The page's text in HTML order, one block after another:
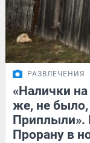
РАЗВЛЕЧЕНИЯ
«Налички
же, не было,
Приплыли».
Прорану в